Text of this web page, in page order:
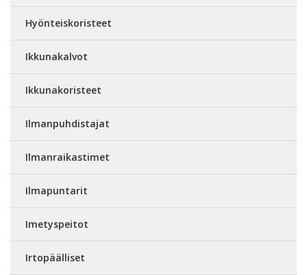
Hyönteiskoristeet
Ikkunakalvot
Ikkunakoristeet
Ilmanpuhdistajat
Ilmanraikastimet
Ilmapuntarit
Imetyspeitot
Irtopäälliset